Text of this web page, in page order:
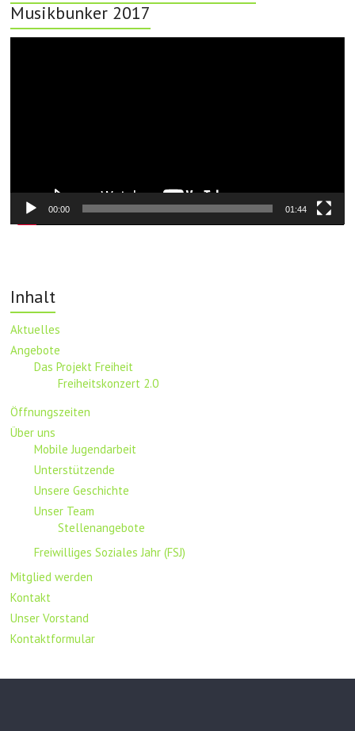
Musikbunker 2017
00:00 01:44
Inhalt
Aktuelles
Angebote
Das Projekt Freiheit
Freiheitskonzert 2.0
Öffnungszeiten
Über uns
Mobile Jugendarbeit
Unterstützende
Unsere Geschichte
Unser Team
Stellenangebote
Freiwilliges Soziales Jahr (FSJ)
Mitglied werden
Kontakt
Unser Vorstand
Kontaktformular